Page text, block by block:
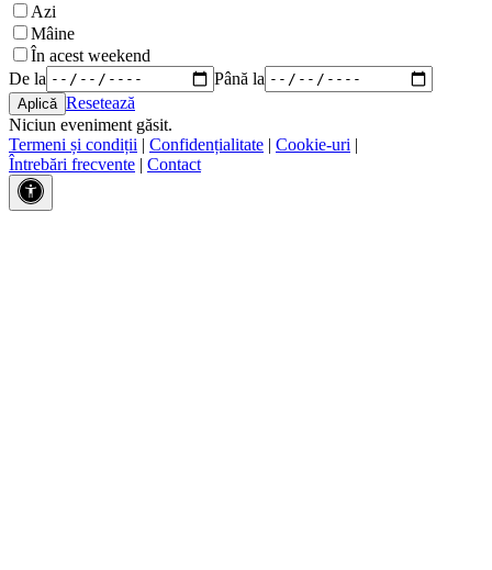
Azi
Mâine
În acest weekend
De la
Până la
Resetează
Niciun eveniment găsit.
Termeni și condiții | Confidențialitate | Cookie-uri |
Întrebări frecvente | Contact